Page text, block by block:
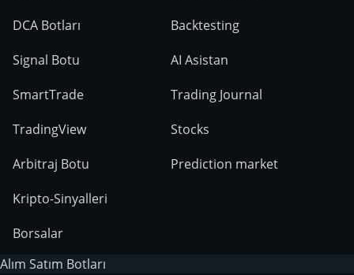
DCA Botları
Signal Botu
SmartTrade
TradingView
Arbitraj Botu
Kripto-Sinyalleri
Borsalar
Backtesting
AI Asistan
Trading Journal
Stocks
Prediction market
Alım Satım Botları